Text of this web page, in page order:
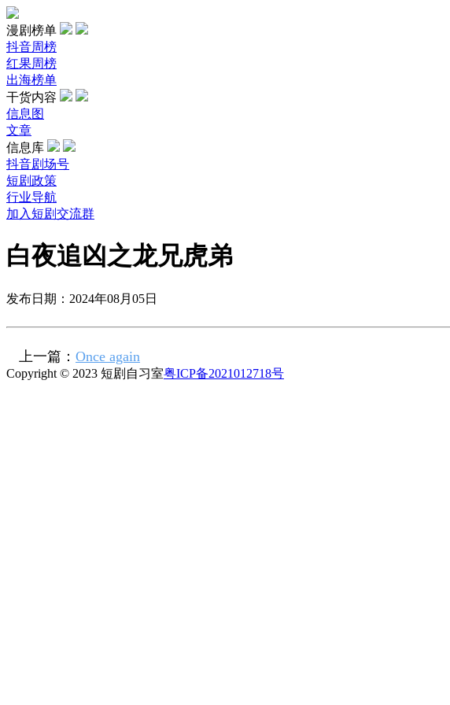
漫剧榜单
抖音周榜
红果周榜
出海榜单
干货内容
信息图
文章
信息库
抖音剧场号
短剧政策
行业导航
加入短剧交流群
白夜追凶之龙兄虎弟
发布日期：2024年08月05日
上一篇： Once again
Copyright © 2023 短剧自习室粤ICP备2021012718号